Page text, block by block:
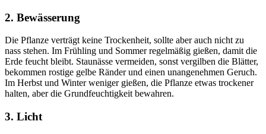
2. Bewässerung
Die Pflanze verträgt keine Trockenheit, sollte aber auch nicht zu
nass stehen. Im Frühling und Sommer regelmäßig gießen, damit die
Erde feucht bleibt. Staunässe vermeiden, sonst vergilben die Blätter,
bekommen rostige gelbe Ränder und einen unangenehmen Geruch.
Im Herbst und Winter weniger gießen, die Pflanze etwas trockener
halten, aber die Grundfeuchtigkeit bewahren.
3. Licht